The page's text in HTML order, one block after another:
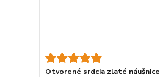
Otvorené srdcia zlaté náušnice